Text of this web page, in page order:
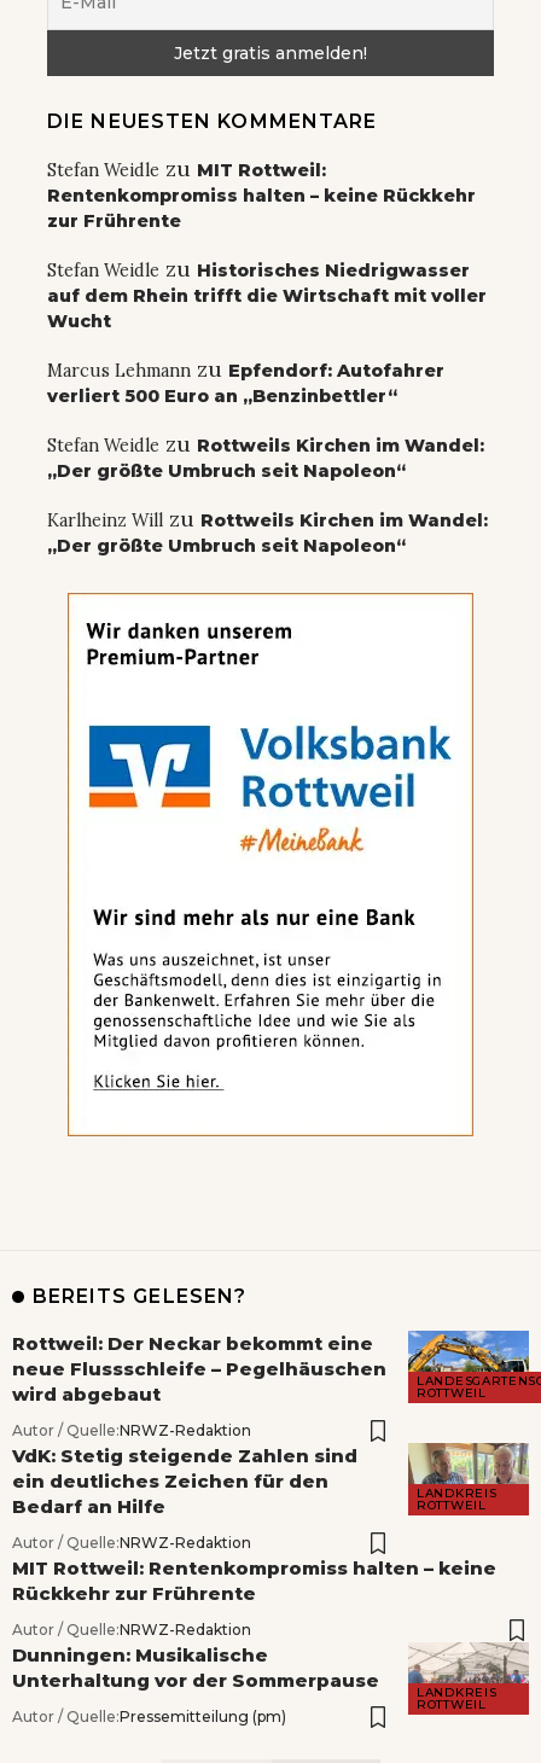
DIE NEUESTEN KOMMENTARE
Stefan Weidle zu MIT Rottweil:
Rentenkompromiss halten – keine Rückkehr
zur Frührente
Stefan Weidle zu Historisches Niedrigwasser
auf dem Rhein trifft die Wirtschaft mit voller
Wucht
Marcus Lehmann zu Epfendorf: Autofahrer
verliert 500 Euro an „Benzinbettler“
Stefan Weidle zu Rottweils Kirchen im Wandel:
„Der größte Umbruch seit Napoleon“
Karlheinz Will zu Rottweils Kirchen im Wandel:
„Der größte Umbruch seit Napoleon“
BEREITS GELESEN?
ROTTWEIL
Rottweil: Der Neckar bekommt eine
neue Flussschleife – Pegelhäuschen
wird abgebaut
Autor / Quelle:NRWZ-Redaktion
LANDKREIS
ROTTWEIL
VdK: Stetig steigende Zahlen sind
ein deutliches Zeichen für den
Bedarf an Hilfe
Autor / Quelle:NRWZ-Redaktion
MIT Rottweil: Rentenkompromiss halten – keine
Rückkehr zur Frührente
Autor / Quelle:NRWZ-Redaktion
LANDKREIS
ROTTWEIL
Dunningen: Musikalische
Unterhaltung vor der Sommerpause
Autor / Quelle:Pressemitteilung (pm)